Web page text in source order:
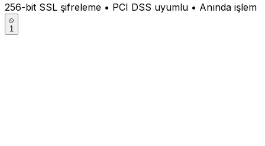
256-bit SSL şifreleme • PCI DSS uyumlu • Anında işlem
1